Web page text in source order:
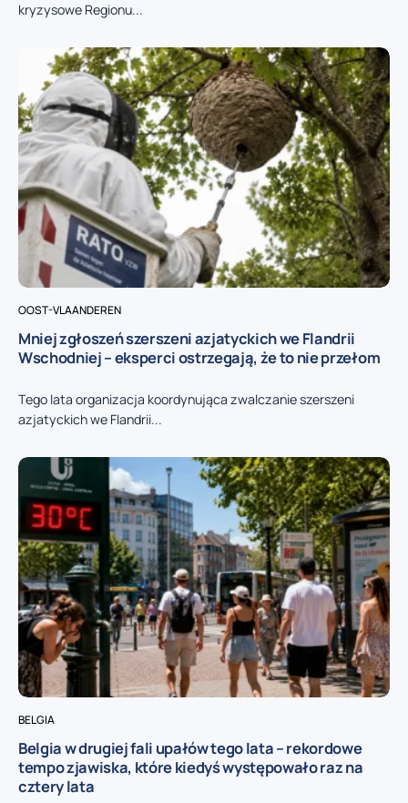
kryzysowe Regionu...
OOST-VLAANDEREN
Mniej zgłoszeń szerszeni azjatyckich we Flandrii
Wschodniej – eksperci ostrzegają, że to nie przełom
Tego lata organizacja koordynująca zwalczanie szerszeni
azjatyckich we Flandrii...
BELGIA
Belgia w drugiej fali upałów tego lata – rekordowe
tempo zjawiska, które kiedyś występowało raz na
cztery lata